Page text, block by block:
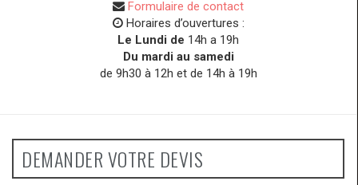
Formulaire de contact
Horaires d’ouvertures :
Le Lundi de 14h a 19h
Du mardi au samedi
de 9h30 à 12h et de 14h à 19h
DEMANDER VOTRE DEVIS